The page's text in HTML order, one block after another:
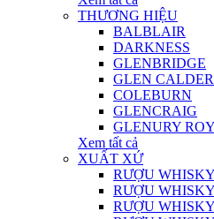
THƯƠNG HIỆU
BALBLAIR
DARKNESS
GLENBRIDGE
GLEN CALDER
COLEBURN
GLENCRAIG
GLENURY
Xem tất cả
XUẤT XỨ
RƯỢU
RƯỢU
RƯỢU